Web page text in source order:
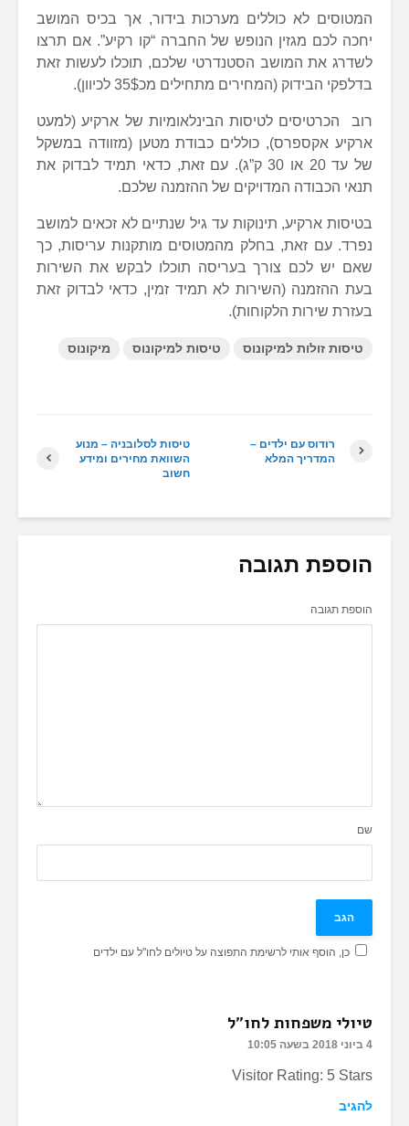
המטוסים לא כוללים מערכות בידור, אך בכיס המושב
יחכה לכם מגזין הנופש של החברה “קו רקיע”. אם תרצו
לשדרג את המושב הסטנדרטי שלכם, תוכלו לעשות זאת
בדלפקי הבידוק (המחירים מתחילים מכ35$ לכיוון).
רוב הכרטיסים לטיסות הבינלאומיות של ארקיע (למעט
ארקיע אקספרס), כוללים כבודת מטען (מזוודה במשקל
של עד 20 או 30 ק”ג). עם זאת, כדאי תמיד לבדוק את
תנאי הכבודה המדויקים של ההזמנה שלכם.
בטיסות ארקיע, תינוקות עד גיל שנתיים לא זכאים למושב
נפרד. עם זאת, בחלק מהמטוסים מותקנות עריסות, כך
שאם יש לכם צורך בעריסה תוכלו לבקש את השירות
בעת ההזמנה (השירות לא תמיד זמין, כדאי לבדוק זאת
בעזרת שירות הלקוחות).
טיסות זולות למיקונוס טיסות למיקונוס מיקונוס
טיסות לסלובניה – מנוע
השוואת מחירים ומידע
חשוב
רודוס עם ילדים –
המדריך המלא
הוספת תגובה
הוספת תגובה
שם
כן, הוסף אותי לרשימת התפוצה על טיולים לחו"ל עם ילדים
טיולי משפחות לחו"ל
4 ביוני 2018 בשעה 10:05
Visitor Rating: 5 Stars
להגיב